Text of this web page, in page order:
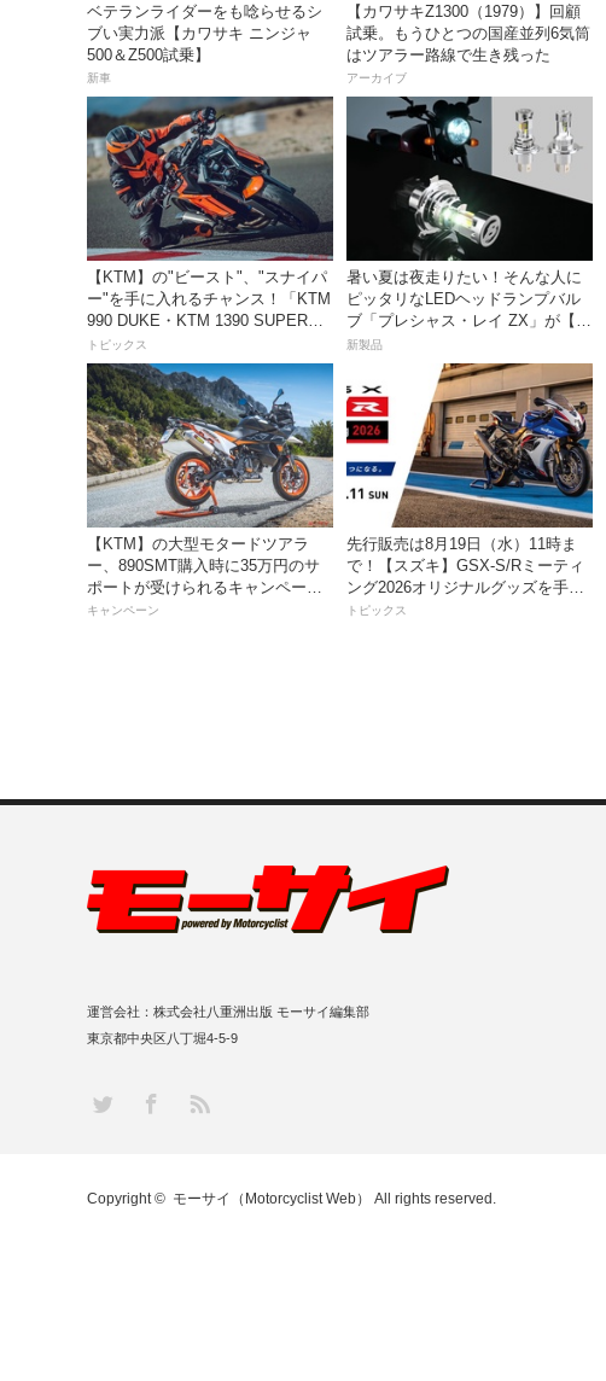
ベテランライダーをも唸らせるシ
ブい実力派【カワサキ ニンジャ
500＆Z500試乗】
新車
【カワサキZ1300（1979）】回顧
試乗。もうひとつの国産並列6気筒
はツアラー路線で生き残った
アーカイブ
【KTM】の"ビースト"、"スナイパ
ー"を手に入れるチャンス！「KTM
990 DUKE・KTM 1390 SUPER
DUKE R EVO 購入サポートキャン
ペーン」
トピックス
暑い夏は夜走りたい！そんな人に
ピッタリなLEDヘッドランプバル
ブ「プレシャス・レイ ZX」が【デ
イトナ】から登場
新製品
【KTM】の大型モタードツアラ
ー、890SMT購入時に35万円のサ
ポートが受けられるキャンペーン
を実施中！
キャンペーン
先行販売は8月19日（水）11時ま
で！【スズキ】GSX-S/Rミーティ
ング2026オリジナルグッズを手に
入れよう！
トピックス
運営会社：株式会社八重洲出版 モーサイ編集部
東京都中央区八丁堀4-5-9
Twitter Facebook
RSS
Copyright © モーサイ（Motorcyclist Web） All rights reserved.